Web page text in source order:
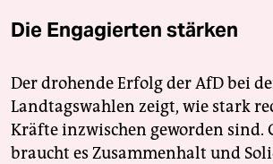
Die Engagierten stärken
Der drohende Erfolg der AfD bei
Landtagswahlen zeigt, wie stark
Kräfte inzwischen geworden sind.
braucht es Zusammenhalt und